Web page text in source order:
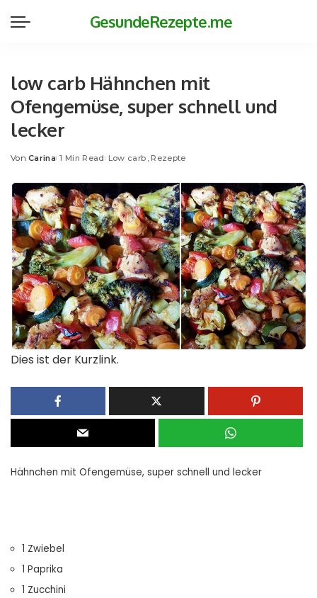
GesundeRezepte.me
low carb Hähnchen mit
Ofengemüse, super schnell und
lecker
Posted
Von Carina 1 Min Read Low carb Rezepte
Dies ist der Kurzlink.
Hähnchen mit Ofengemüse, super schnell und lecker
1 Zwiebel
1 Paprika
1 Zucchini